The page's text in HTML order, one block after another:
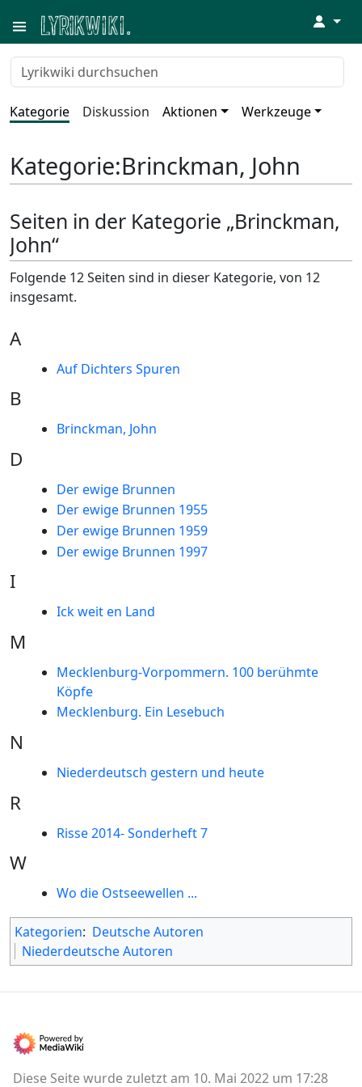
↓
Kategorie Diskussion Aktionen Werkzeuge
Kategorie:Brinckman, John
Seiten in der Kategorie „Brinckman,
John“
Folgende 12 Seiten sind in dieser Kategorie, von 12
insgesamt.
A
Auf Dichters Spuren
B
Brinckman, John
D
Der ewige Brunnen
Der ewige Brunnen 1955
Der ewige Brunnen 1959
Der ewige Brunnen 1997
I
Ick weit en Land
M
Mecklenburg-Vorpommern. 100 berühmte
Köpfe
Mecklenburg. Ein Lesebuch
N
Niederdeutsch gestern und heute
R
Risse 2014- Sonderheft 7
W
Wo die Ostseewellen ...
Kategorien: Deutsche Autoren
Niederdeutsche Autoren
Diese Seite wurde zuletzt am 10. Mai 2022 um 17:28